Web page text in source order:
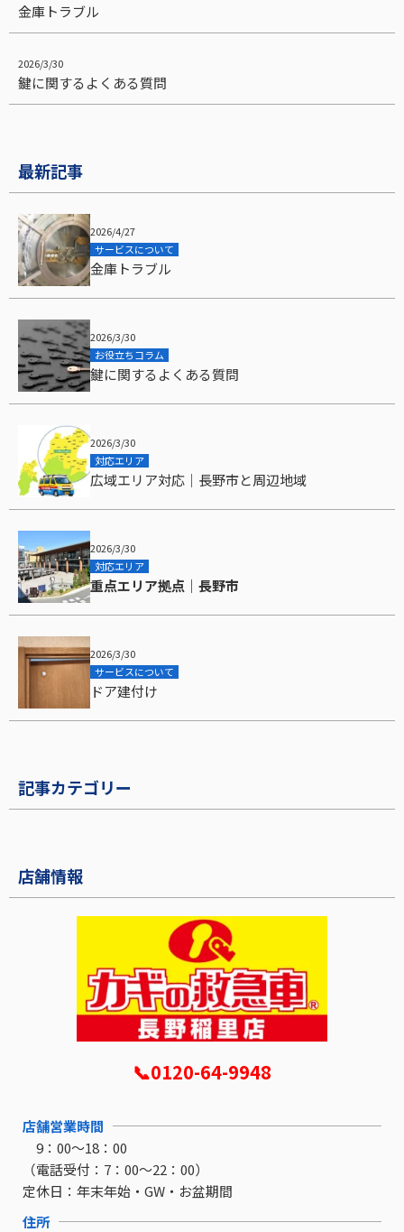
金庫トラブル
2026/3/30
鍵に関するよくある質問
最新記事
2026/4/27
サービスについて
金庫トラブル
2026/3/30
お役立ちコラム
鍵に関するよくある質問
2026/3/30
対応エリア
広域エリア対応｜長野市と周辺地域
2026/3/30
対応エリア
重点エリア拠点｜長野市
2026/3/30
サービスについて
ドア建付け
記事カテゴリー
店舗情報
📞0120-64-9948
店舗営業時間
9：00～18：00
（電話受付：7：00～22：00）
定休日： 年末年始・GW・お盆期間
住所